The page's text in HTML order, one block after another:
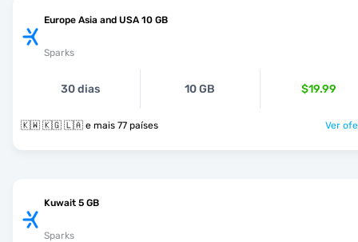
Europe Asia and USA 10 GB
Sparks
30 dias 10 GB $19.99
🇰🇼 🇰🇬 🇱🇦 e mais 77 países Ver
Kuwait 5 GB
Sparks